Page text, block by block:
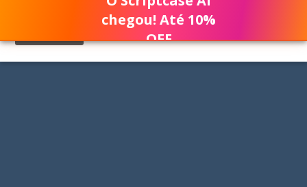
chegou! Até 10%
OFF